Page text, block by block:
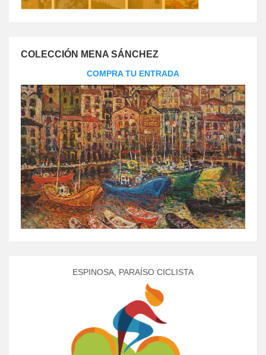
COLECCIÓN MENA SÁNCHEZ
COMPRA TU ENTRADA
ESPINOSA, PARAÍSO CICLISTA